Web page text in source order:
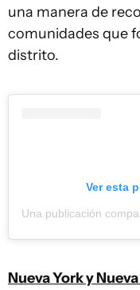
una manera de
comunidades que
distrito.
Ver esta
Nueva York y